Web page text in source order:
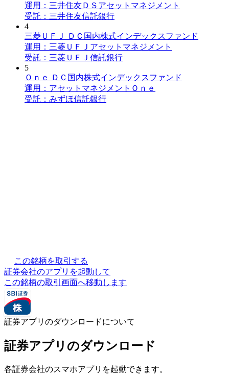
運用：三井住友ＤＳアセットマネジメント
受託：三井住友信託銀行
4
三菱ＵＦＪ ＤＣ国内株式インデックスファンド
運用：三菱ＵＦＪアセットマネジメント
受託：三菱ＵＦＪ信託銀行
5
Ｏｎｅ ＤＣ国内株式インデックスファンド
運用：アセットマネジメントＯｎｅ
受託：みずほ信託銀行
この銘柄を取引する
証券会社のアプリを起動して
この銘柄の取引画面へ移動します
証券アプリのダウンロードについて
証券アプリのダウンロード
各証券会社のスマホアプリを起動できます。